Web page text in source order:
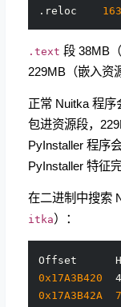
.reloc 163
.text 段 38MB
229MB（嵌入资
正常 Nuitka 程
包进资源段，
PyInstaller 程序
PyInstaller 特征
在二进制中搜索
itka）：
0x17A3B420
0x17A3B42A